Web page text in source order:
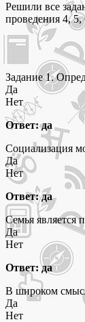
Решили все
проведения 4, 5,
Задание 1.
Да
Нет
Ответ: да
Социализация
Да
Нет
Ответ: да
Семья является
Да
Нет
Ответ: да
В широком
Да
Нет